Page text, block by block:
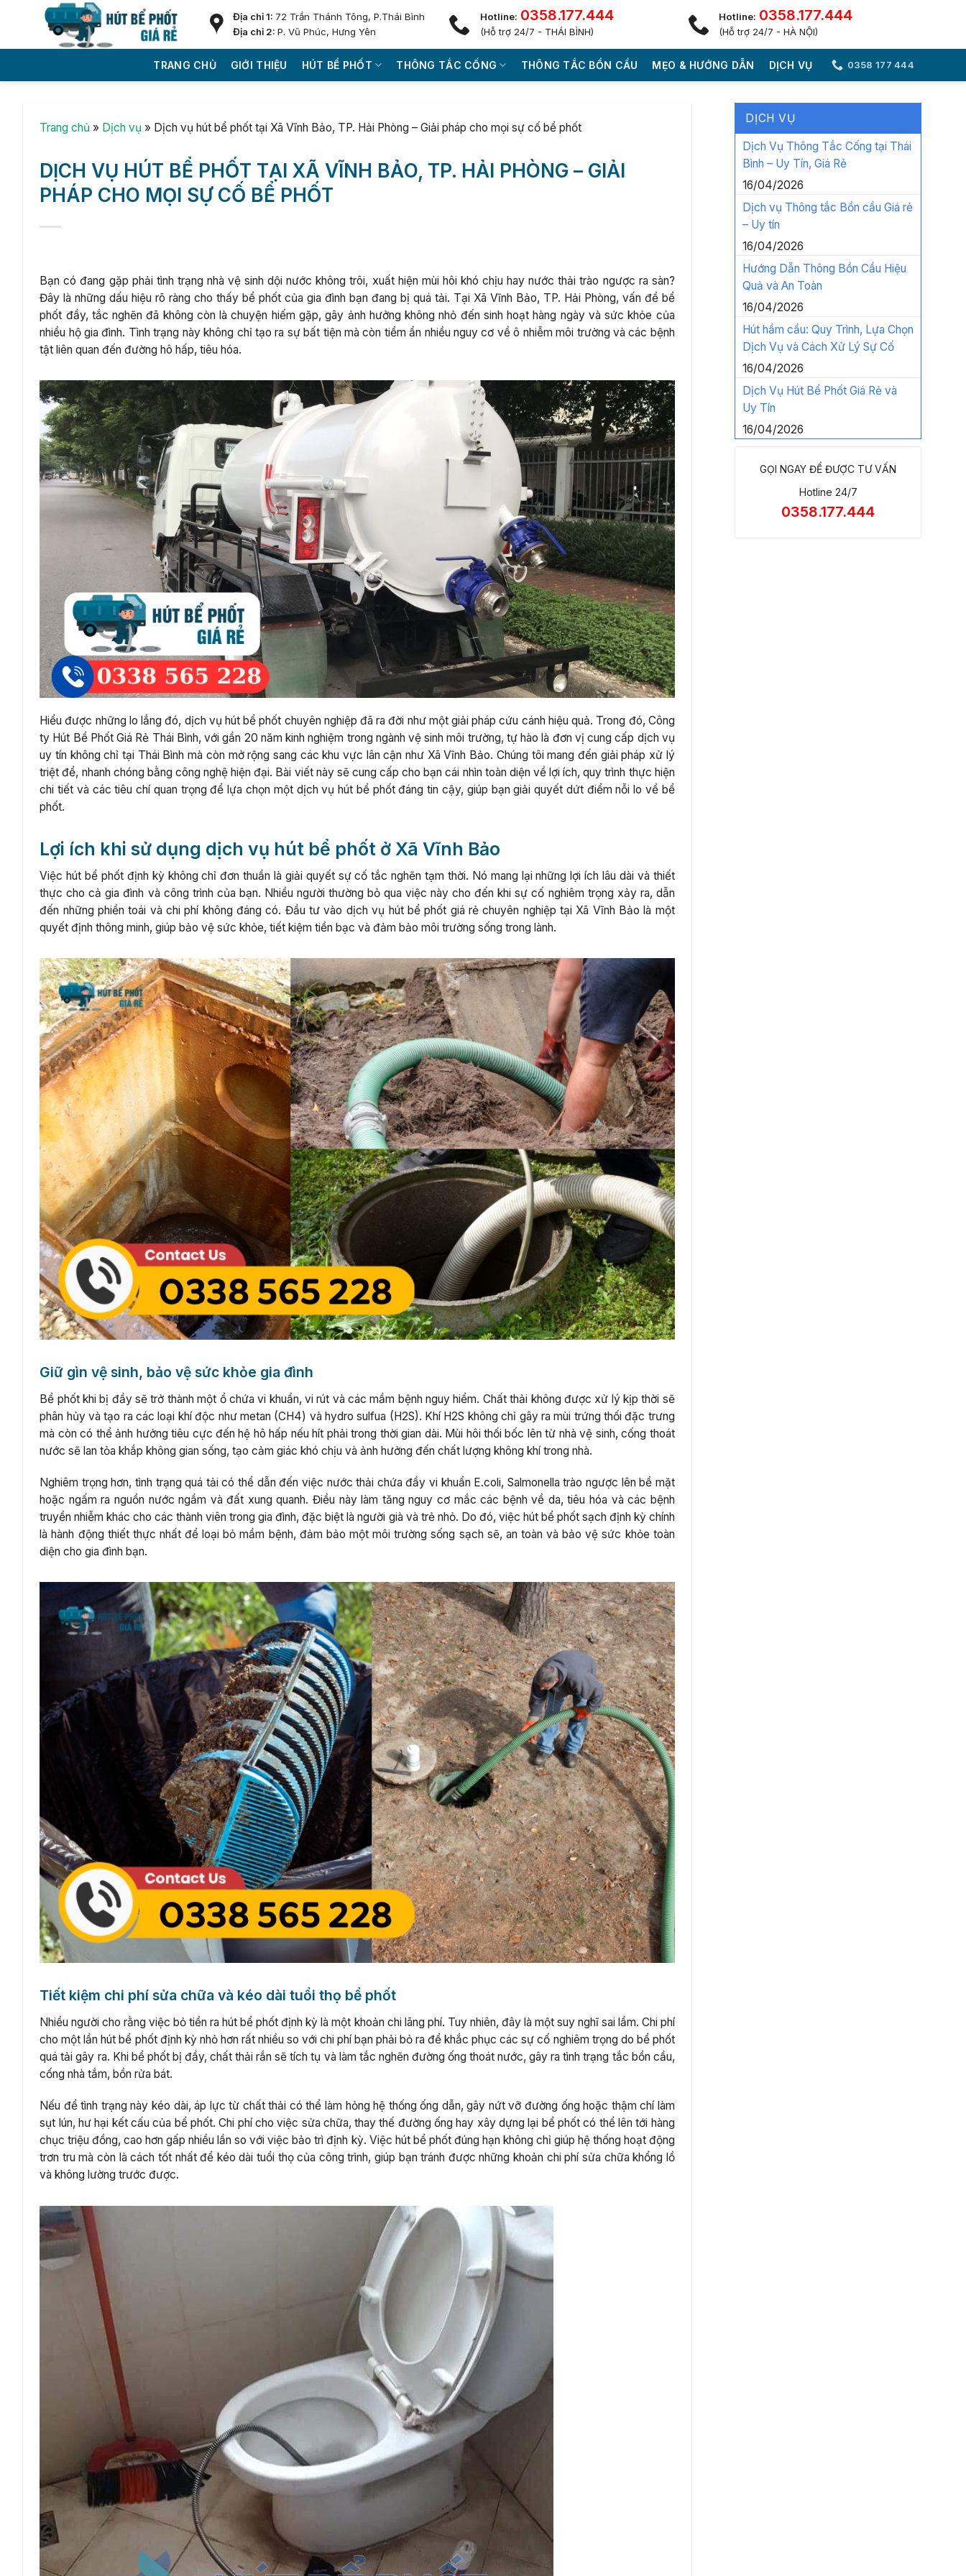
Địa chỉ 1: 72 Trần Thánh Tông, P.Thái Bình
Địa chỉ 2:P. Vũ Phúc, Hưng Yên
Hotline: 0358.177.444
(Hỗ trợ 24/7 - THÁI BÌNH)
Hotline: 0358.177.444
(Hỗ trợ 24/7 - HÀ NỘI)
TRANG CHỦ GIỚI THIỆU HÚT BỂ PHỐT THÔNG TẮC CỐNG THÔNG TẮC BỒN CẦU MẸO & HƯỚNG DẪN DỊCH VỤ 0358 177 444
Trang chủ » Dịch vụ » Dịch vụ hút bể phốt tại Xã Vĩnh Bảo, TP. Hải Phòng – Giải pháp cho mọi sự cố bể phốt
DỊCH VỤ HÚT BỂ PHỐT TẠI XÃ VĨNH BẢO, TP. HẢI PHÒNG – GIẢI
PHÁP CHO MỌI SỰ CỐ BỂ PHỐT
Bạn có đang gặp phải tình trạng nhà vệ sinh dội nước không trôi, xuất hiện mùi hôi khó chịu hay nước thải trào ngược ra sàn?
Đây là những dấu hiệu rõ ràng cho thấy bể phốt của gia đình bạn đang bị quá tải. Tại Xã Vĩnh Bảo, TP. Hải Phòng, vấn đề bể
phốt đầy, tắc nghẽn đã không còn là chuyện hiếm gặp, gây ảnh hưởng không nhỏ đến sinh hoạt hàng ngày và sức khỏe của
nhiều hộ gia đình. Tình trạng này không chỉ tạo ra sự bất tiện mà còn tiềm ẩn nhiều nguy cơ về ô nhiễm môi trường và các bệnh
tật liên quan đến đường hô hấp, tiêu hóa.
Hiểu được những lo lắng đó, dịch vụ hút bể phốt chuyên nghiệp đã ra đời như một giải pháp cứu cánh hiệu quả. Trong đó, Công
ty Hút Bể Phốt Giá Rẻ Thái Bình, với gần 20 năm kinh nghiệm trong ngành vệ sinh môi trường, tự hào là đơn vị cung cấp dịch vụ
uy tín không chỉ tại Thái Bình mà còn mở rộng sang các khu vực lân cận như Xã Vĩnh Bảo. Chúng tôi mang đến giải pháp xử lý
triệt để, nhanh chóng bằng công nghệ hiện đại. Bài viết này sẽ cung cấp cho bạn cái nhìn toàn diện về lợi ích, quy trình thực hiện
chi tiết và các tiêu chí quan trọng để lựa chọn một dịch vụ hút bể phốt đáng tin cậy, giúp bạn giải quyết dứt điểm nỗi lo về bể
phốt.
Lợi ích khi sử dụng dịch vụ hút bể phốt ở Xã Vĩnh Bảo
Việc hút bể phốt định kỳ không chỉ đơn thuần là giải quyết sự cố tắc nghẽn tạm thời. Nó mang lại những lợi ích lâu dài và thiết
thực cho cả gia đình và công trình của bạn. Nhiều người thường bỏ qua việc này cho đến khi sự cố nghiêm trọng xảy ra, dẫn
đến những phiền toái và chi phí không đáng có. Đầu tư vào dịch vụ hút bể phốt giá rẻ chuyên nghiệp tại Xã Vĩnh Bảo là một
quyết định thông minh, giúp bảo vệ sức khỏe, tiết kiệm tiền bạc và đảm bảo môi trường sống trong lành.
Giữ gìn vệ sinh, bảo vệ sức khỏe gia đình
Bể phốt khi bị đầy sẽ trở thành một ổ chứa vi khuẩn, vi rút và các mầm bệnh nguy hiểm. Chất thải không được xử lý kịp thời sẽ
phân hủy và tạo ra các loại khí độc như metan (CH4) và hydro sulfua (H2S). Khí H2S không chỉ gây ra mùi trứng thối đặc trưng
mà còn có thể ảnh hưởng tiêu cực đến hệ hô hấp nếu hít phải trong thời gian dài. Mùi hôi thối bốc lên từ nhà vệ sinh, cống thoát
nước sẽ lan tỏa khắp không gian sống, tạo cảm giác khó chịu và ảnh hưởng đến chất lượng không khí trong nhà.
Nghiêm trọng hơn, tình trạng quá tải có thể dẫn đến việc nước thải chứa đầy vi khuẩn E.coli, Salmonella trào ngược lên bề mặt
hoặc ngấm ra nguồn nước ngầm và đất xung quanh. Điều này làm tăng nguy cơ mắc các bệnh về da, tiêu hóa và các bệnh
truyền nhiễm khác cho các thành viên trong gia đình, đặc biệt là người già và trẻ nhỏ. Do đó, việc hút bể phốt sạch định kỳ chính
là hành động thiết thực nhất để loại bỏ mầm bệnh, đảm bảo một môi trường sống sạch sẽ, an toàn và bảo vệ sức khỏe toàn
diện cho gia đình bạn.
Tiết kiệm chi phí sửa chữa và kéo dài tuổi thọ bể phốt
Nhiều người cho rằng việc bỏ tiền ra hút bể phốt định kỳ là một khoản chi lãng phí. Tuy nhiên, đây là một suy nghĩ sai lầm. Chi phí
cho một lần hút bể phốt định kỳ nhỏ hơn rất nhiều so với chi phí bạn phải bỏ ra để khắc phục các sự cố nghiêm trọng do bể phốt
quá tải gây ra. Khi bể phốt bị đầy, chất thải rắn sẽ tích tụ và làm tắc nghẽn đường ống thoát nước, gây ra tình trạng tắc bồn cầu,
cống nhà tắm, bồn rửa bát.
Nếu để tình trạng này kéo dài, áp lực từ chất thải có thể làm hỏng hệ thống ống dẫn, gây nứt vỡ đường ống hoặc thậm chí làm
sụt lún, hư hại kết cấu của bể phốt. Chi phí cho việc sửa chữa, thay thế đường ống hay xây dựng lại bể phốt có thể lên tới hàng
chục triệu đồng, cao hơn gấp nhiều lần so với việc bảo trì định kỳ. Việc hút bể phốt đúng hạn không chỉ giúp hệ thống hoạt động
trơn tru mà còn là cách tốt nhất để kéo dài tuổi thọ của công trình, giúp bạn tránh được những khoản chi phí sửa chữa khổng lồ
và không lường trước được.
DỊCH VỤ
Dịch Vụ Thông Tắc Cống tại Thái
Bình – Uy Tín, Giá Rẻ
16/04/2026
Dịch vụ Thông tắc Bồn cầu Giá rẻ
– Uy tín
16/04/2026
Hướng Dẫn Thông Bồn Cầu Hiệu
Quả và An Toàn
16/04/2026
Hút hầm cầu: Quy Trình, Lựa Chọn
Dịch Vụ và Cách Xử Lý Sự Cố
16/04/2026
Dịch Vụ Hút Bể Phốt Giá Rẻ và
Uy Tín
16/04/2026
GỌI NGAY ĐỂ ĐƯỢC TƯ VẤN
Hotline 24/7
0358.177.444